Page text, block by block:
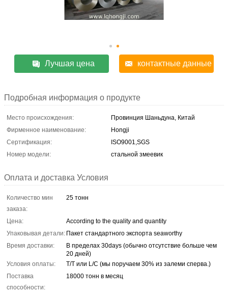
Лучшая цена контактные данные
Подробная информация о продукте
Место происхождения:
Провинция Шаньдуна, Китай
Фирменное наименование:
Hongji
Сертификация:
ISO9001,SGS
Номер модели:
стальной змеевик
Оплата и доставка Условия
Количество мин
заказа:
25 тонн
Цена:
According to the quality and quantity
Упаковывая детали: Пакет стандартного экспорта seaworthy
Время доставки:
В пределах 30days (обычно отсутствие больше чем
20 дней)
Условия оплаты:
T/T или L/C (мы поручаем 30% из залеми сперва.)
Поставка
способности:
18000 тонн в месяц